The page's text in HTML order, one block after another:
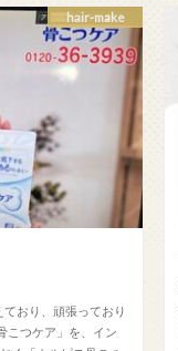
hair-make
おり、頑張っており
こつケア」を、イン